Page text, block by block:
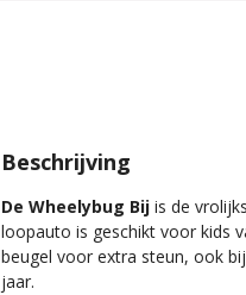
Beschrijving
De Wheelybug Bij is de
loopauto is geschikt voor kids
beugel voor extra steun, ook
jaar.